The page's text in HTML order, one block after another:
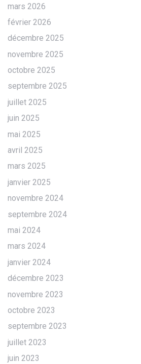
mars 2026
février 2026
décembre 2025
novembre 2025
octobre 2025
septembre 2025
juillet 2025
juin 2025
mai 2025
avril 2025
mars 2025
janvier 2025
novembre 2024
septembre 2024
mai 2024
mars 2024
janvier 2024
décembre 2023
novembre 2023
octobre 2023
septembre 2023
juillet 2023
juin 2023